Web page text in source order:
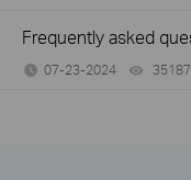
Frequently asked
07-23-2024